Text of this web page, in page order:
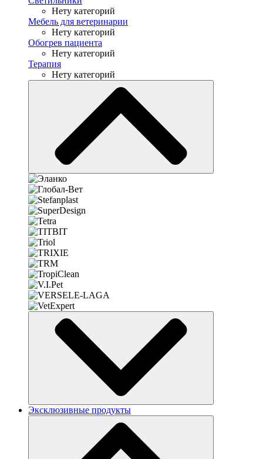
Нету категорий
Мебель для ветеринарии
Нету категорий
Обогрев пациента
Нету категорий
Терапия
Нету категорий
Эксклюзивные продукты